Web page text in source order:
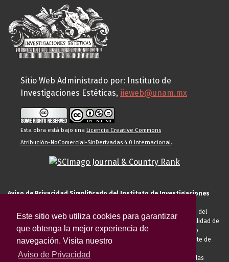
Este sitio web utiliza cookies para garantizar
que obtenga la mejor experiencia de
navegación. Visita nuestro
Aviso de Privacidad
Sitio Web Administrado por: Instituto de
Investigaciones Estéticas, iieweb@unam.mx
Esta obra está bajo una Licencia Creative Commons
Atribución-NoComercial-SinDerivadas 4.0 Internacional.
Aviso de Privacidad Simplificado del Instituto de Investigaciones
El Instituto de Investigaciones Estéticas de la UNAM, es responsable del
tratamiento de sus datos personales para el registro de usted en calidad de
alumno, docente, personal de la entidad académica, conferencista o
invitado externo (nacional o extranjero), visitante, proveedor o cliente de
anteriormente descritas u otras aquellas exigidas legalmente o por las